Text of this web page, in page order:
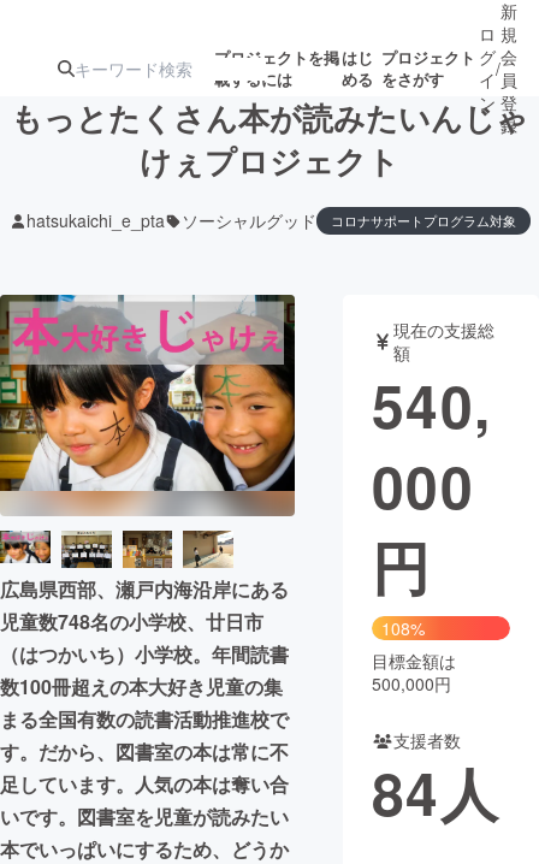
プロジェクトを掲
載するには
はじ
める
プロジェクト
をさがす
ジェクト
ターン
ジェクト
募集終了が近いプ
ロジェクト
もうすぐ公開
されます
アート・写真 音楽
テクノロジー・ガジェット ゲーム・サ
映像・映画
ビジネス・起業
まちづくり・地域活性化
CAMPFIRE for Social Good
CAMPFIRE Creation
CAMPFIREふるさと納税machi-ya コミュニティ
ロ
グ
イ
ン
/
新
規
会
員
登
録
もっとたくさん本が読みたいんじゃ
けぇプロジェクト
hatsukaichi_e_pta ソーシャルグッド コロナサポートプログラム対象
広島県西部、瀬戸内海沿岸にある
児童数748名の小学校、廿日市
（はつかいち）小学校。年間読書
数100冊超えの本大好き児童の集
まる全国有数の読書活動推進校で
す。だから、図書室の本は常に不
足しています。人気の本は奪い合
いです。図書室を児童が読みたい
本でいっぱいにするため、どうか
現在の支援総
額
540,
000
円
108%
目標金額は
500,000円
支援者数
84人